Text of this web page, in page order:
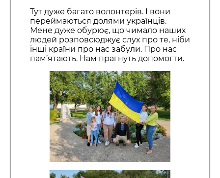
Тут дуже багато волонтерів. І вони
переймаються долями українців.
Мене дуже обурює, що чимало наших
людей розповсюджує слух про те, ніби
інші країни про нас забули. Про нас
пам’ятають. Нам прагнуть допомогти.